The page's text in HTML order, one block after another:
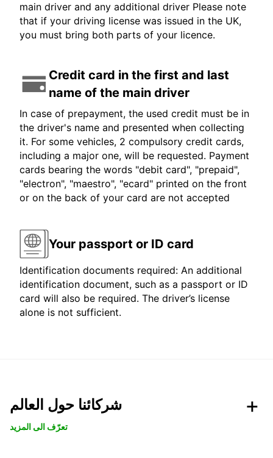
main driver and any additional driver Please note
that if your driving license was issued in the UK,
you must bring both parts of your licence.
Credit card in the first and last
name of the main driver
In case of prepayment, the used credit must be in
the driver's name and presented when collecting
it. For some vehicles, 2 compulsory credit cards,
including a major one, will be requested. Payment
cards bearing the words "debit card", "prepaid",
"electron", "maestro", "ecard" printed on the front
or on the back of your card are not accepted
Your passport or ID card
Identification documents required: An additional
identification document, such as a passport or ID
card will also be required. The driver’s license
alone is not sufficient.
شركائنا حول العالم
تعرّف الى المزيد